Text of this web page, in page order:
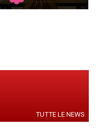
TUTTE LE NEWS